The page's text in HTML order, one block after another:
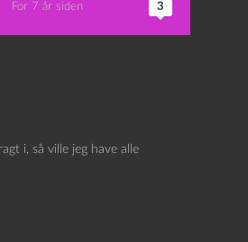
For 7 år siden 3
i, så ville jeg have alle